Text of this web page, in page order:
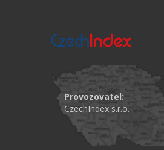
Provozovatel:
CzechIndex s.r.o.